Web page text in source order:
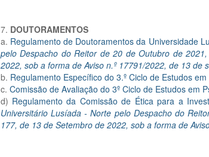
7. DOUTORAMENTOS
a. Regulamento de Doutoramentos da Universidade
pelo Despacho do Reitor de 20 de Outubro de
2022, sob a forma de Aviso n.º 17791/2022, de 13 de
b. Regulamento Específico do 3.º Ciclo de Estudos
c. Comissão de Avaliação do 3º Ciclo de Estudos em
d) Regulamento da Comissão de Ética para a
Universitário Lusíada - Norte pelo Despacho do
177, de 13 de Setembro de 2022, sob a forma de